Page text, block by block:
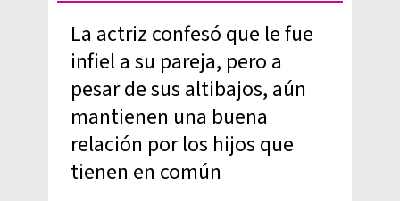
La actriz confesó que le fue
infiel a su pareja, pero a
pesar de sus altibajos, aún
mantienen una buena
relación por los hijos que
tienen en común